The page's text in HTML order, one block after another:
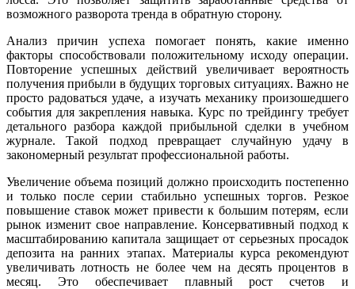
возможного разворота тренда в обратную сторону.
Анализ причин успеха помогает понять, какие именно
факторы способствовали положительному исходу операции.
Повторение успешных действий увеличивает вероятность
получения прибыли в будущих торговых ситуациях. Важно не
просто радоваться удаче, а изучать механику произошедшего
события для закрепления навыка. Курс по трейдингу требует
детального разбора каждой прибыльной сделки в учебном
журнале. Такой подход превращает случайную удачу в
закономерный результат профессиональной работы.
Увеличение объема позиций должно происходить постепенно
и только после серии стабильно успешных торгов. Резкое
повышение ставок может привести к большим потерям, если
рынок изменит свое направление. Консервативный подход к
масштабированию капитала защищает от серьезных просадок
депозита на ранних этапах. Материалы курса рекомендуют
увеличивать лотность не более чем на десять процентов в
месяц. Это обеспечивает плавный рост счетов и